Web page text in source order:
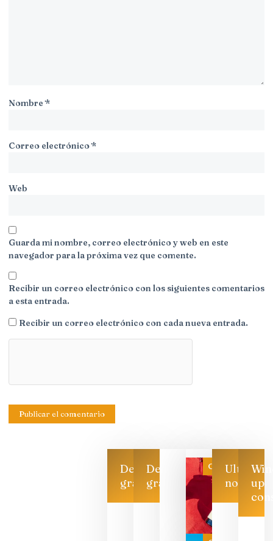
Nombre*
Correo electrónico*
Web
Guarda mi nombre, correo electrónico y web en este
navegador para la próxima vez que comente.
Recibir un correo electrónico con los siguientes comentarios
a esta entrada.
Recibir un correo electrónico con cada nueva entrada.
Descarga
gratis
Descarga
gratis
CategoríaUltimas
noticias
up